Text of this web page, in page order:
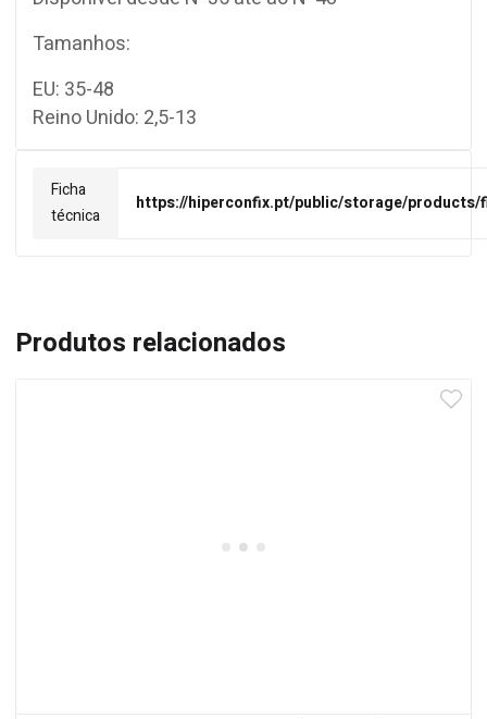
Tamanhos:
EU: 35-48
Reino Unido: 2,5-13
Ficha
técnica
https://hiperconfix.pt/public/storage/products/
Produtos relacionados